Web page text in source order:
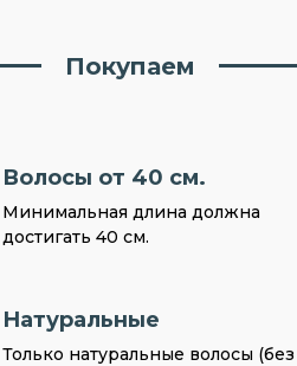
Покупаем
Волосы от 40 см.
Минимальная длина должна
достигать 40 см.
Натуральные
Только натуральные волосы (без